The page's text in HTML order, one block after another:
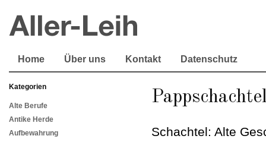
Home Über uns Kontakt Datenschutz
Kategorien
Alte Berufe
Antike Herde
Aufbewahrung
Schachtel: Alte